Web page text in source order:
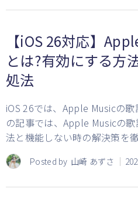
【iOS 26対応】
とは?有効にする方
処法
iOS 26では、Apple Musicの
の記事では、Apple Musicの
法と機能しない時の解決策を
Posted by 山崎 あずさ